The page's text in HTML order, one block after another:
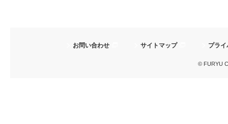
お問い合わせ サイトマップ プラ
© FURYU